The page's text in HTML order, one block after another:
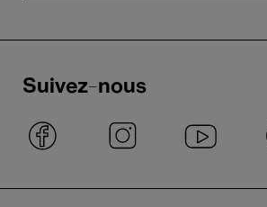
Suivez-nous